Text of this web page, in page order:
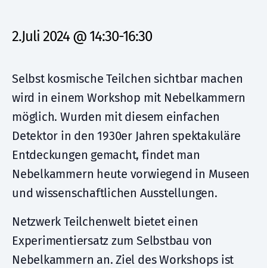
2.Juli 2024 @ 14:30-16:30
Selbst kosmische Teilchen sichtbar machen
wird in einem Workshop mit Nebelkammern
möglich. Wurden mit diesem einfachen
Detektor in den 1930er Jahren spektakuläre
Entdeckungen gemacht, findet man
Nebelkammern heute vorwiegend in Museen
und wissenschaftlichen Ausstellungen.
Netzwerk Teilchenwelt bietet einen
Experimentiersatz zum Selbstbau von
Nebelkammern an. Ziel des Workshops ist